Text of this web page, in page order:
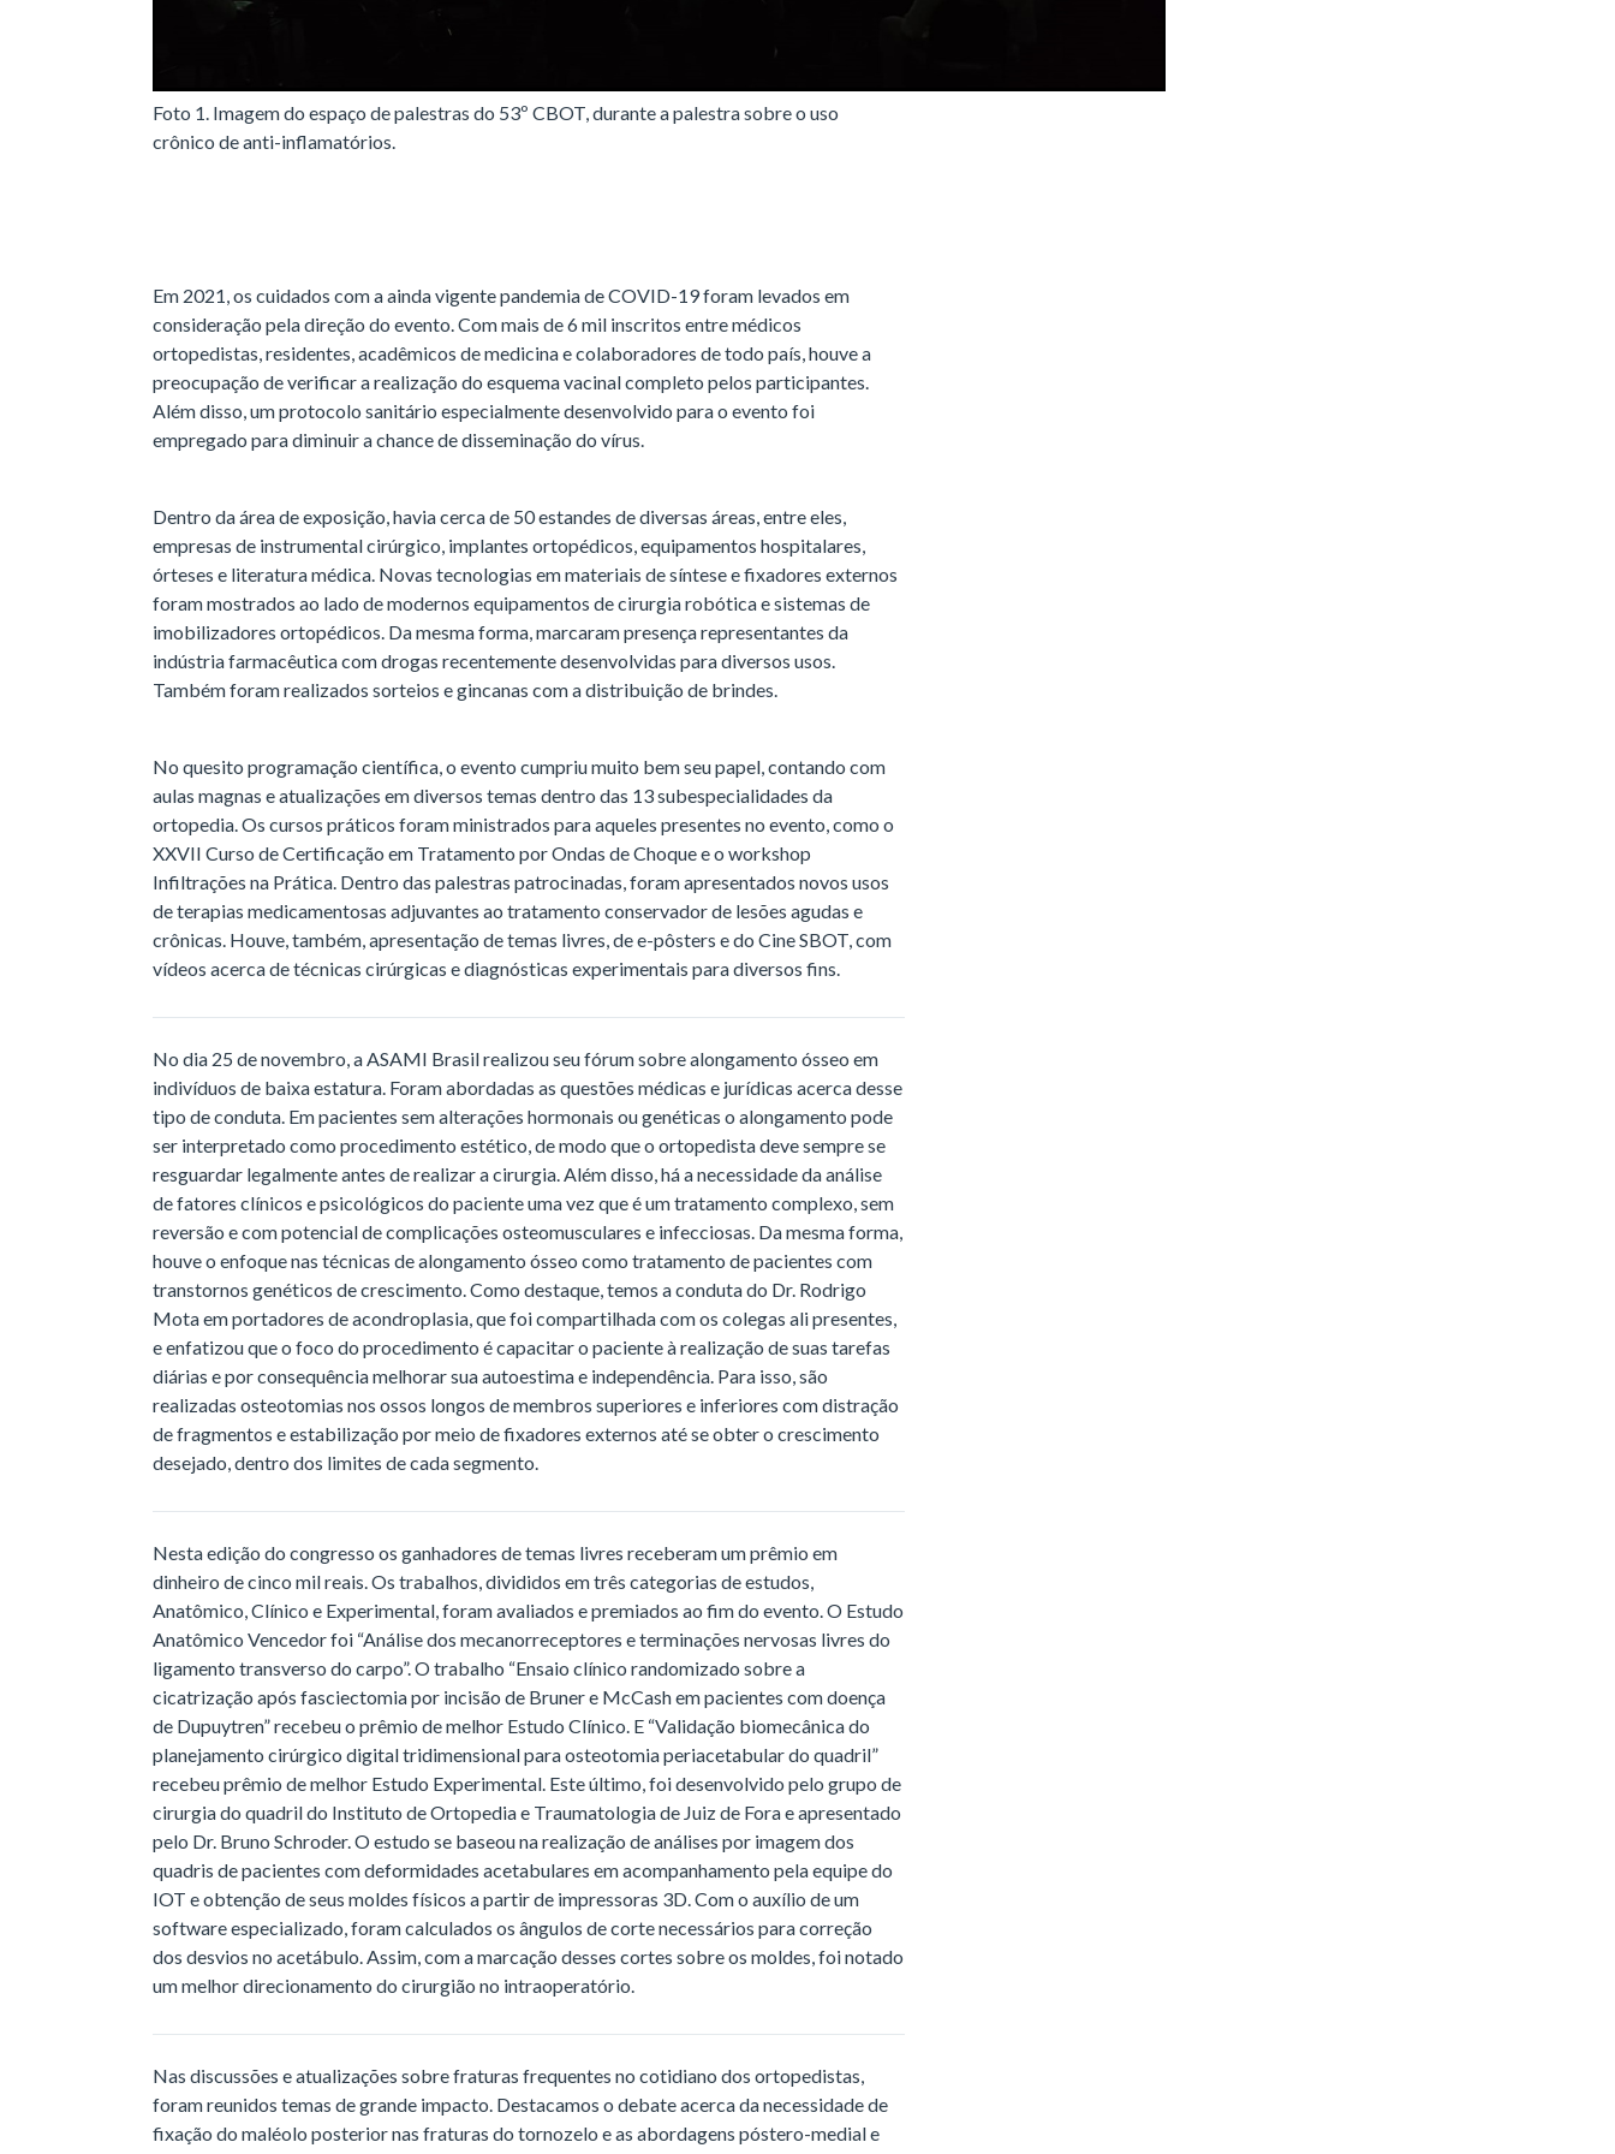
Foto 1. Imagem do espaço de palestras do 53º CBOT, durante a palestra sobre o uso
crônico de anti-inflamatórios.
Em 2021, os cuidados com a ainda vigente pandemia de COVID-19 foram levados em
consideração pela direção do evento. Com mais de 6 mil inscritos entre médicos
ortopedistas, residentes, acadêmicos de medicina e colaboradores de todo país, houve a
preocupação de verificar a realização do esquema vacinal completo pelos participantes.
Além disso, um protocolo sanitário especialmente desenvolvido para o evento foi
empregado para diminuir a chance de disseminação do vírus.
Dentro da área de exposição, havia cerca de 50 estandes de diversas áreas, entre eles,
empresas de instrumental cirúrgico, implantes ortopédicos, equipamentos hospitalares,
órteses e literatura médica. Novas tecnologias em materiais de síntese e fixadores externos
foram mostrados ao lado de modernos equipamentos de cirurgia robótica e sistemas de
imobilizadores ortopédicos. Da mesma forma, marcaram presença representantes da
indústria farmacêutica com drogas recentemente desenvolvidas para diversos usos.
Também foram realizados sorteios e gincanas com a distribuição de brindes.
No quesito programação científica, o evento cumpriu muito bem seu papel, contando com
aulas magnas e atualizações em diversos temas dentro das 13 subespecialidades da
ortopedia. Os cursos práticos foram ministrados para aqueles presentes no evento, como o
XXVII Curso de Certificação em Tratamento por Ondas de Choque e o workshop
Infiltrações na Prática. Dentro das palestras patrocinadas, foram apresentados novos usos
de terapias medicamentosas adjuvantes ao tratamento conservador de lesões agudas e
crônicas. Houve, também, apresentação de temas livres, de e-pôsters e do Cine SBOT, com
vídeos acerca de técnicas cirúrgicas e diagnósticas experimentais para diversos fins.
No dia 25 de novembro, a ASAMI Brasil realizou seu fórum sobre alongamento ósseo em
indivíduos de baixa estatura. Foram abordadas as questões médicas e jurídicas acerca desse
tipo de conduta. Em pacientes sem alterações hormonais ou genéticas o alongamento pode
ser interpretado como procedimento estético, de modo que o ortopedista deve sempre se
resguardar legalmente antes de realizar a cirurgia. Além disso, há a necessidade da análise
de fatores clínicos e psicológicos do paciente uma vez que é um tratamento complexo, sem
reversão e com potencial de complicações osteomusculares e infecciosas. Da mesma forma,
houve o enfoque nas técnicas de alongamento ósseo como tratamento de pacientes com
transtornos genéticos de crescimento. Como destaque, temos a conduta do Dr. Rodrigo
Mota em portadores de acondroplasia, que foi compartilhada com os colegas ali presentes,
e enfatizou que o foco do procedimento é capacitar o paciente à realização de suas tarefas
diárias e por consequência melhorar sua autoestima e independência. Para isso, são
realizadas osteotomias nos ossos longos de membros superiores e inferiores com distração
de fragmentos e estabilização por meio de fixadores externos até se obter o crescimento
desejado, dentro dos limites de cada segmento.
Nesta edição do congresso os ganhadores de temas livres receberam um prêmio em
dinheiro de cinco mil reais. Os trabalhos, divididos em três categorias de estudos,
Anatômico, Clínico e Experimental, foram avaliados e premiados ao fim do evento. O Estudo
Anatômico Vencedor foi “Análise dos mecanorreceptores e terminações nervosas livres do
ligamento transverso do carpo”. O trabalho “Ensaio clínico randomizado sobre a
cicatrização após fasciectomia por incisão de Bruner e McCash em pacientes com doença
de Dupuytren” recebeu o prêmio de melhor Estudo Clínico. E “Validação biomecânica do
planejamento cirúrgico digital tridimensional para osteotomia periacetabular do quadril”
recebeu prêmio de melhor Estudo Experimental. Este último, foi desenvolvido pelo grupo de
cirurgia do quadril do Instituto de Ortopedia e Traumatologia de Juiz de Fora e apresentado
pelo Dr. Bruno Schroder. O estudo se baseou na realização de análises por imagem dos
quadris de pacientes com deformidades acetabulares em acompanhamento pela equipe do
IOT e obtenção de seus moldes físicos a partir de impressoras 3D. Com o auxílio de um
software especializado, foram calculados os ângulos de corte necessários para correção
dos desvios no acetábulo. Assim, com a marcação desses cortes sobre os moldes, foi notado
um melhor direcionamento do cirurgião no intraoperatório.
Nas discussões e atualizações sobre fraturas frequentes no cotidiano dos ortopedistas,
foram reunidos temas de grande impacto. Destacamos o debate acerca da necessidade de
fixação do maléolo posterior nas fraturas do tornozelo e as abordagens póstero-medial e